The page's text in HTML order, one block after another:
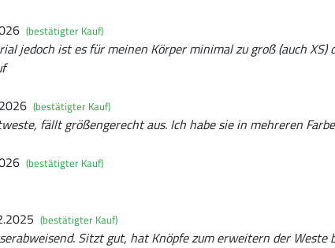
(bestätigter Kauf)
jedoch ist es für meinen Körper minimal zu groß (auch
(bestätigter Kauf)
fällt größengerecht aus. Ich habe sie in mehreren
(bestätigter Kauf)
(bestätigter Kauf)
Sitzt gut, hat Knöpfe zum erweitern der Weste